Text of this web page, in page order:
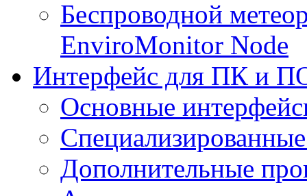
Беспроводной
EnviroMonitor Node
Интерфейс для ПК и
Основные
Дополнительные